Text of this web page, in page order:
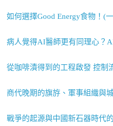
如何選擇Good Energy食物！(
病人覺得AI醫師更有同理心？
從咖啡漬得到的工程啟發 控制
商代晚期的旗斿、軍事組織與
戰爭的起源與中國新石器時代